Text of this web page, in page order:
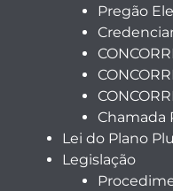
Pregão
Chamada
Lei do Plano
Legislação